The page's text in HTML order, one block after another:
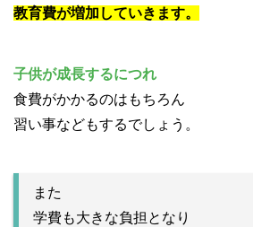
教育費が増加していきます。
子供が成長するにつれ
食費がかかるのはもちろん
習い事などもするでしょう。
また
学費も大きな負担となり